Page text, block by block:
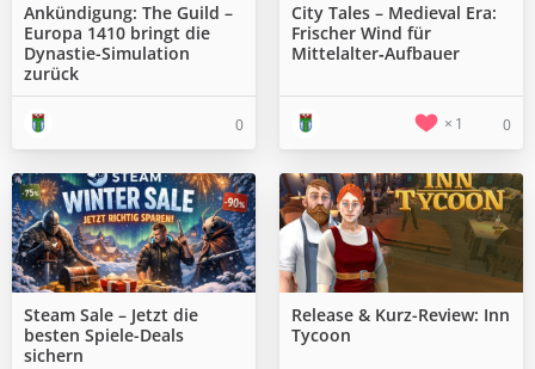
Ankündigung: The Guild –
Europa 1410 bringt die
Dynastie-Simulation
zurück
0
City Tales – Medieval Era:
Frischer Wind für
Mittelalter‑Aufbauer
1 0
Steam Sale – Jetzt die
besten Spiele-Deals
sichern
Release & Kurz-Review: Inn
Tycoon